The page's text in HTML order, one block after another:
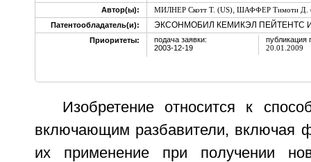
Автор(ы): МИЛНЕР Скотт Т. (US), ШАФФЕР Тимоти Д.
Патентообладатель(и):
ЭКСОНМОБИЛ КЕМИКЭЛ ПЕЙТЕНТС
Приоритеты:
подача заявки:
2003-12-19
публикация
20.01.2009
Изобретение относится к
включающим разбавители, включая
их применение при получении